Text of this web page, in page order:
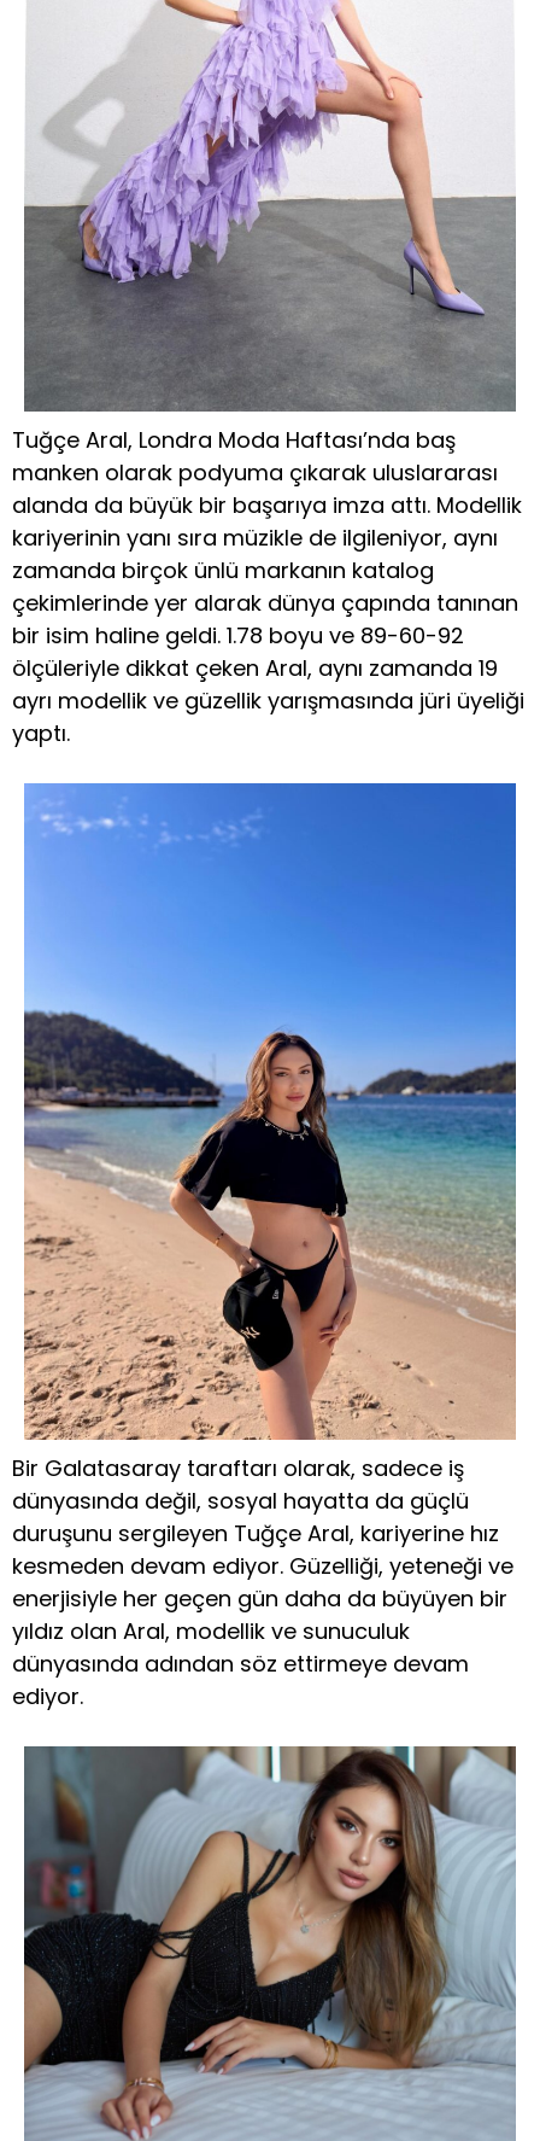
Tuğçe Aral, Londra Moda Haftası’nda baş
manken olarak podyuma çıkarak uluslararası
alanda da büyük bir başarıya imza attı. Modellik
kariyerinin yanı sıra müzikle de ilgileniyor, aynı
zamanda birçok ünlü markanın katalog
çekimlerinde yer alarak dünya çapında tanınan
bir isim haline geldi. 1.78 boyu ve 89-60-92
ölçüleriyle dikkat çeken Aral, aynı zamanda 19
ayrı modellik ve güzellik yarışmasında jüri üyeliği
yaptı.
Bir Galatasaray taraftarı olarak, sadece iş
dünyasında değil, sosyal hayatta da güçlü
duruşunu sergileyen Tuğçe Aral, kariyerine hız
kesmeden devam ediyor. Güzelliği, yeteneği ve
enerjisiyle her geçen gün daha da büyüyen bir
yıldız olan Aral, modellik ve sunuculuk
dünyasında adından söz ettirmeye devam
ediyor.